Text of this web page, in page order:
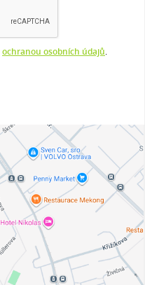
ochranou osobních údajů